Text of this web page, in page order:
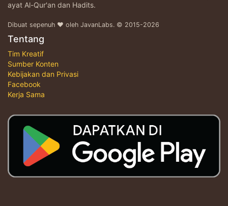
ayat Al-Qur'an dan Hadits.
Dibuat sepenuh ♥ oleh JavanLabs. © 2015-2026
Tentang
Tim Kreatif
Sumber Konten
Kebijakan dan Privasi
Facebook
Kerja Sama